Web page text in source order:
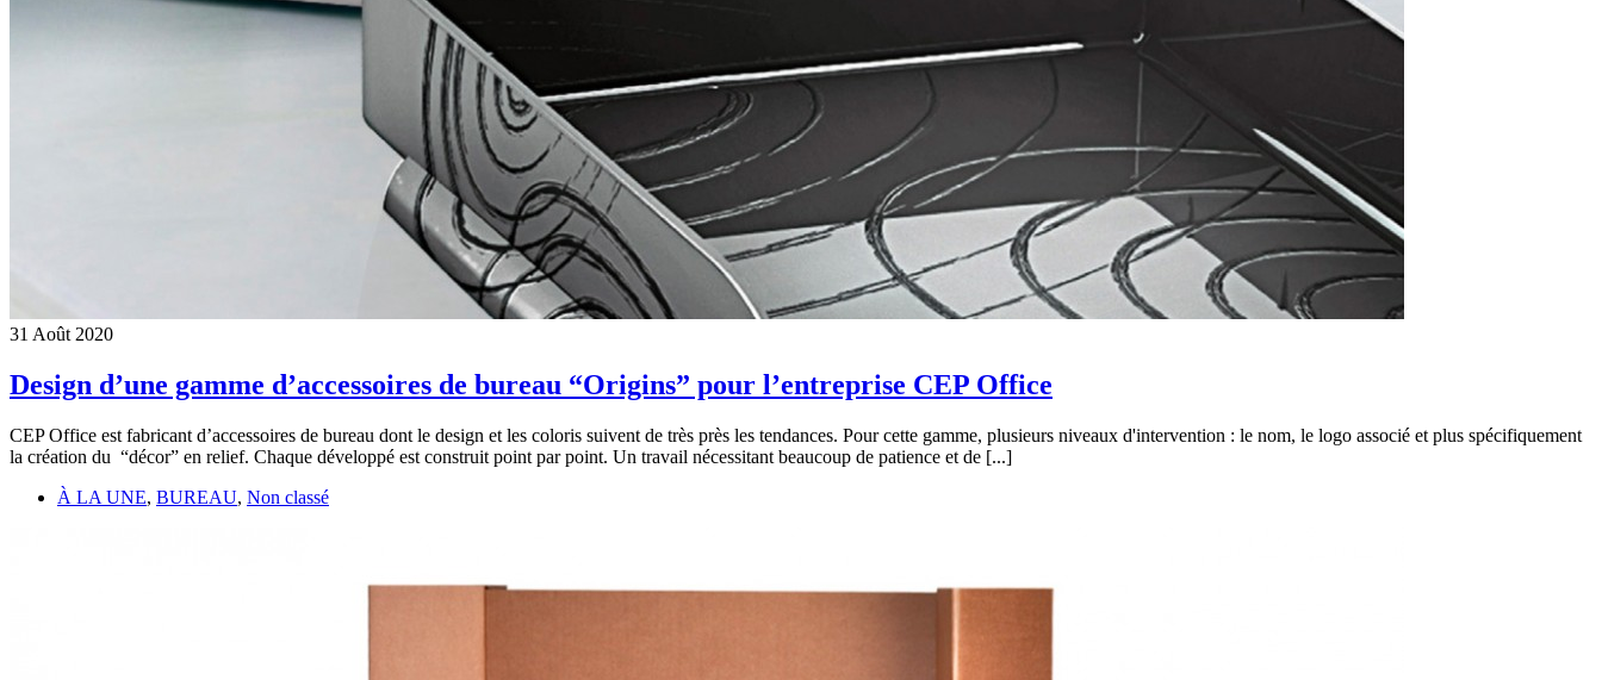
31 Août 2020
Design d’une gamme d’accessoires de bureau “Origins” pour l’entreprise CEP Office
CEP Office est fabricant d’accessoires de bureau dont le design et les coloris suivent de très près les tendances. Pour cette gamme, plusieurs niveaux d'intervention : le nom, le logo associé et plus spécifiquement
la création du “décor” en relief. Chaque développé est construit point par point. Un travail nécessitant beaucoup de patience et de [...]
À LA UNE, BUREAU, Non classé